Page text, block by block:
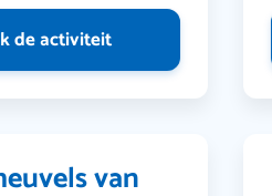
de activiteit
van